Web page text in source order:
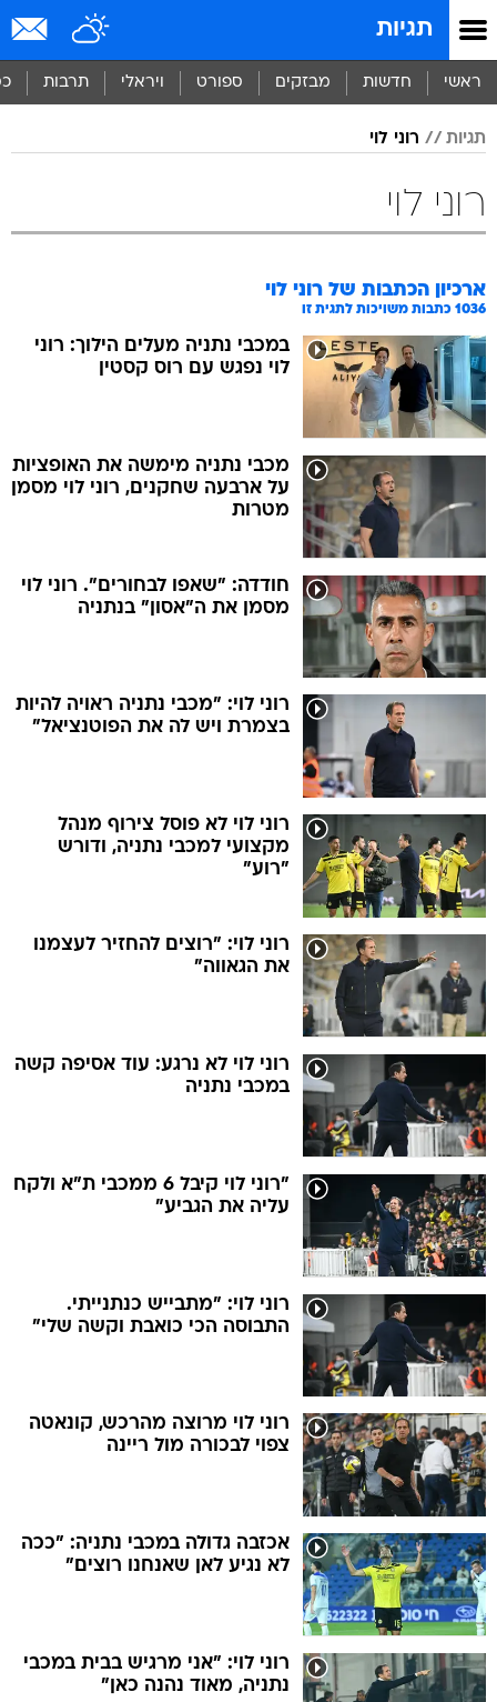
תגיות
ראשי חדשות מבזקים ספורט ויראלי תרבות
תגיות רוני לוי
רוני לוי
ארכיון הכתבות של רוני לוי
1036 כתבות משויכות לתגית זו
במכבי נתניה מעלים הילוך: רוני
לוי נפגש עם רוס קסטין
מכבי נתניה מימשה את האופציות
על ארבעה שחקנים, רוני לוי מסמן
מטרות
חודדה: "שאפו לבחורים". רוני לוי
מסמן את ה"אסון" בנתניה
רוני לוי: "מכבי נתניה ראויה להיות
בצמרת ויש לה את הפוטנציאל"
רוני לוי לא פוסל צירוף מנהל
מקצועי למכבי נתניה, ודורש
"רוע"
רוני לוי: "רוצים להחזיר לעצמנו
את הגאווה"
רוני לוי לא נרגע: עוד אסיפה קשה
במכבי נתניה
"רוני לוי קיבל 6 ממכבי ת"א ולקח
עליה את הגביע"
רוני לוי: "מתבייש כנתנייתי.
התבוסה הכי כואבת וקשה שלי"
רוני לוי מרוצה מהרכש, קונאטה
צפוי לבכורה מול ריינה
אכזבה גדולה במכבי נתניה: "ככה
לא נגיע לאן שאנחנו רוצים"
רוני לוי: "אני מרגיש בבית במכבי
נתניה, מאוד נהנה כאן"